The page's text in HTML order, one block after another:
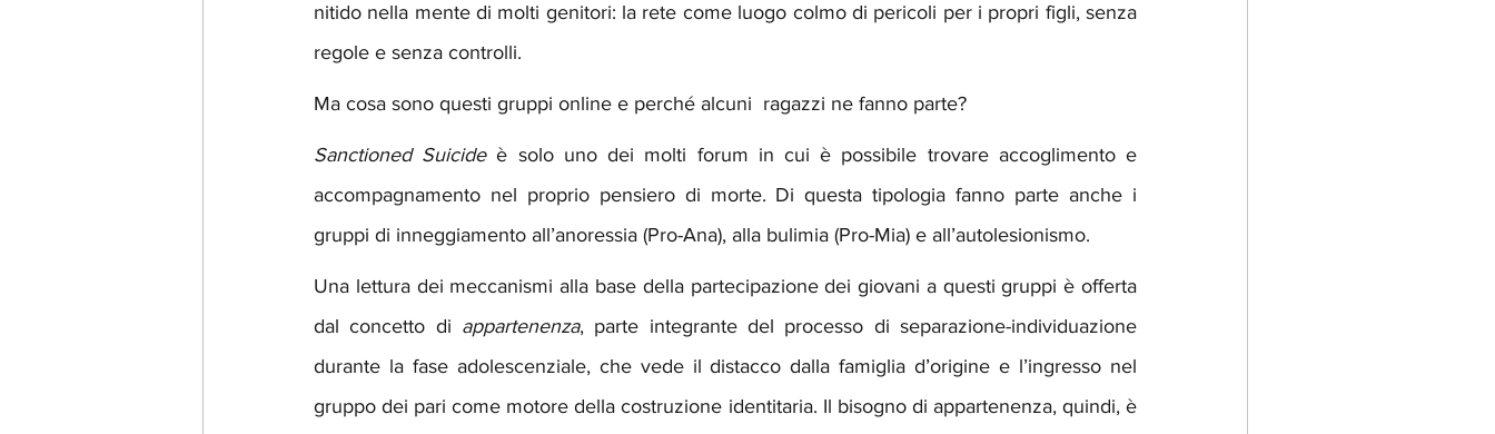
nitido nella mente di molti genitori: la rete come luogo colmo di pericoli per i propri figli, senza
regole e senza controlli.
Ma cosa sono questi gruppi online e perché alcuni  ragazzi ne fanno parte?
Sanctioned Suicide è solo uno dei molti forum in cui è possibile trovare accoglimento e
accompagnamento nel proprio pensiero di morte. Di questa tipologia fanno parte anche i
gruppi di inneggiamento all’anoressia (Pro-Ana), alla bulimia (Pro-Mia) e all’autolesionismo.
Una lettura dei meccanismi alla base della partecipazione dei giovani a questi gruppi è offerta
dal concetto di appartenenza, parte integrante del processo di separazione-individuazione
durante la fase adolescenziale, che vede il distacco dalla famiglia d’origine e l’ingresso nel
gruppo dei pari come motore della costruzione identitaria. Il bisogno di appartenenza, quindi, è